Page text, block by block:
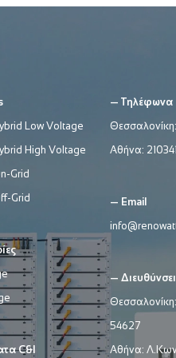
Low Voltage
High Voltage
Grid
Grid
C&I
— Τηλέφωνα
Θεσσαλονίκη:
Αθήνα:
— Email
—
54627
Αθήνα: